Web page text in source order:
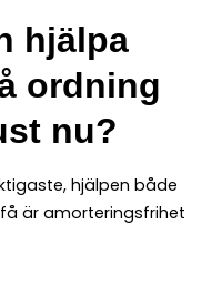
hjälpa
ordning
nu?
hjälpen både
är amorteringsfrihet